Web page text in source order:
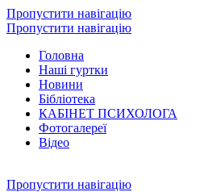
Пропустити навігацію
Пропустити навігацію
Головна
Наші гуртки
Новини
Бібліотека
КАБІНЕТ ПСИХОЛОГА
Фотогалереї
Відео
Пропустити навігацію